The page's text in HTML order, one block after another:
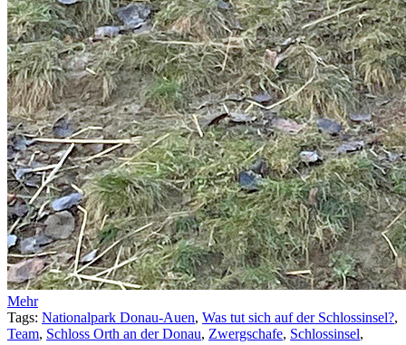
Mehr
Tags: Nationalpark Donau-Auen, Was tut sich auf der Schlossinsel?,
Team, Schloss Orth an der Donau, Zwergschafe, Schlossinsel,